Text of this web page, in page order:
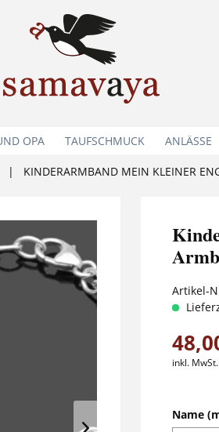
OPA TAUFSCHMUCK ANLÄSSE
| KINDERARMBAND MEIN KLEINER
Artikel-
inkl. MwSt.
Name